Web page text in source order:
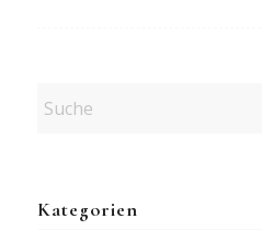
Kategorien